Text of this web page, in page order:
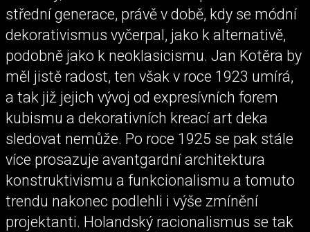
střední generace, právě v době, kdy se módní
dekorativismus vyčerpal, jako k alternativě,
podobně jako k neoklasicismu. Jan Kotěra by
měl jistě radost, ten však v roce 1923 umírá,
a tak již jejich vývoj od expresívních forem
kubismu a dekorativních kreací art deka
sledovat nemůže. Po roce 1925 se pak stále
více prosazuje avantgardní architektura
konstruktivismu a funkcionalismu a tomuto
trendu nakonec podlehli i výše zmínění
projektanti. Holandský racionalismus se tak